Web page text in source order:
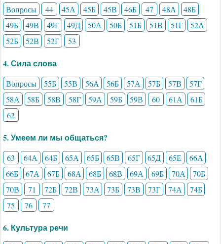
Вопросы 44 45А 45Б 45В 46Б 47 48А
48Б
49Б
49В 49Г 49Д 50А 50Б 51Б 51В 51Г
52А
52Б
52В 52Г 53
4. Сила слова
Вопросы 55Б 55В 56А 56Б 57А 57Б 57В
57Г
58А
58Б 58В 58Г 59А 59Б 59В 60 61А
61Б
62
5. Умеем ли мы общаться?
63 64А 64Б 65А 65Б 65В 65Г 65Д 65Е
66А
66Б
67А 67Б 68А 68Б 68В 69А 69Б 70А
70Б
70В
71 72Б 72В 73А 73Б 73В 73Г 74А
74Б
75
76 77
6. Культура речи